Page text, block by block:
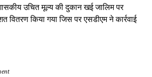
उचित मूल्य की दुकान खई जालिम पर
वितरण किया गया जिस पर एसडीएम ने कार्रवाई
		Leave a Comment